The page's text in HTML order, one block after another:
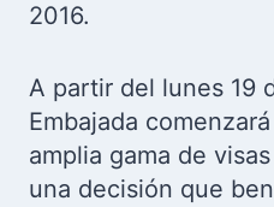
2016.
A partir del lunes 19
Embajada
amplia gama de
una decisión que